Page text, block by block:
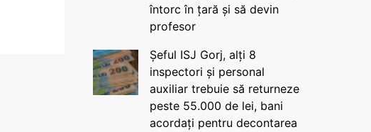
întorc în țară și să devin
profesor
Șeful ISJ Gorj, alți 8
inspectori și personal
auxiliar trebuie să returneze
peste 55.000 de lei, bani
acordați pentru decontarea